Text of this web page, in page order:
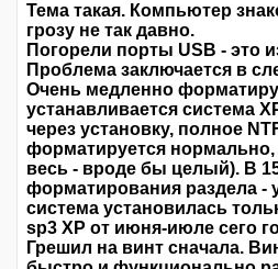
Тема такая. Компьютер
грозу не так давно.
Погорели порты USB - это
Проблема заключается в
Очень медленно
устанавливается система
через установку, полное
форматируется нормально,
весь - вроде бы целый). В
форматирования раздела -
система установилась
sp3 XP от июня-июле сего
Грешил на винт сначала.